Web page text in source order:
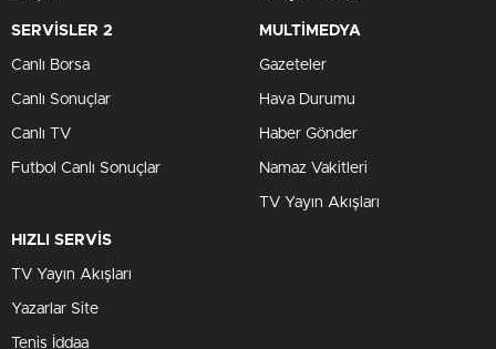
SERVİSLER 2
Canlı Borsa
Canlı Sonuçlar
Canlı TV
Futbol Canlı Sonuçlar
MULTİMEDYA
Gazeteler
Hava Durumu
Haber Gönder
Namaz Vakitleri
TV Yayın Akışları
HIZLI SERVİS
TV Yayın Akışları
Yazarlar Site
Tenis İddaa